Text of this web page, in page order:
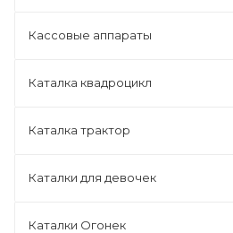
Кассовые аппараты
Каталка квадроцикл
Каталка трактор
Каталки для девочек
Каталки Огонек